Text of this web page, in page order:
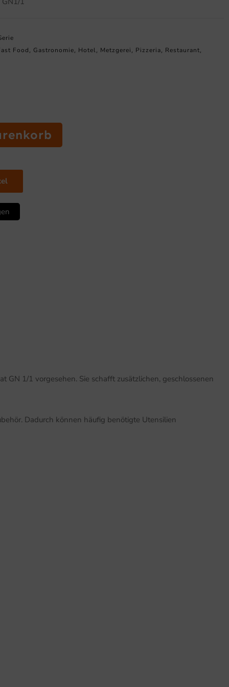
Food , Gastronomie, Hotel , Metzgerei , Pizzeria, Restaurant,
GN 1/1 vorgesehen. Sie schafft zusätzlichen, geschlossenen
Dadurch können häufig benötigte Utensilien